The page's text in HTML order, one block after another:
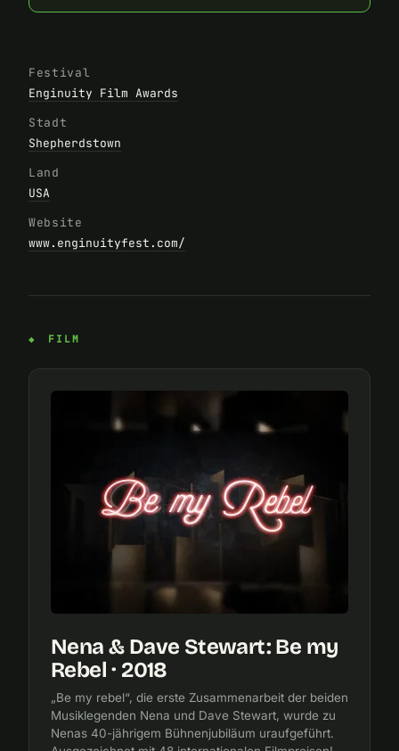
Festival
Enginuity Film Awards
Stadt
Shepherdstown
Land
USA
Website
www.enginuityfest.com/
FILM
Nena & Dave Stewart: Be my
Rebel · 2018
„Be my rebel“, die erste Zusammenarbeit der beiden
Musiklegenden Nena und Dave Stewart, wurde zu
Nenas 40-jährigem Bühnenjubiläum uraufgeführt.